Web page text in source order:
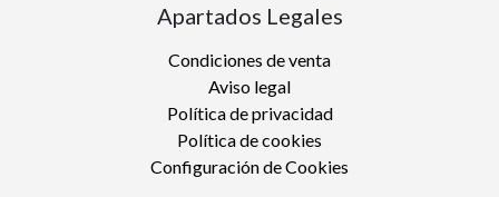
Apartados Legales
Condiciones de venta
Aviso legal
Política de privacidad
Política de cookies
Configuración de Cookies